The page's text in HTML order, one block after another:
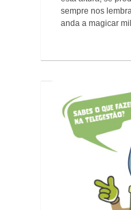
sempre nos
anda a magicar